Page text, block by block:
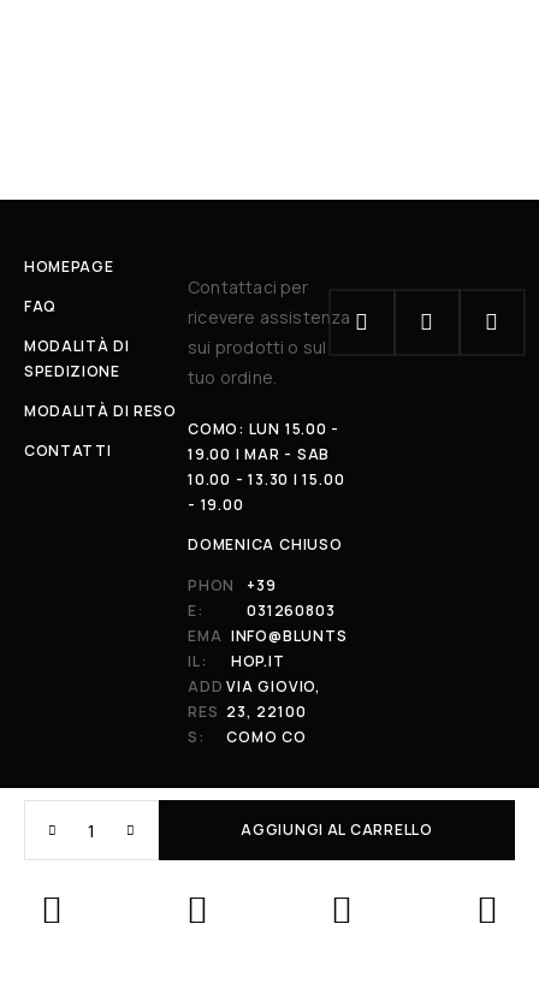
AGGIUNGI AL CARRELLO
HOMEPAGE
FAQ
MODALITÀ DI
SPEDIZIONE
MODALITÀ DI RESO
CONTATTI
Contattaci per
ricevere assistenza
sui prodotti o sul
tuo ordine.
COMO: LUN 15.00 -
19.00 | MAR - SAB
10.00 - 13.30 | 15.00
- 19.00
DOMENICA CHIUSO
PHON
E:
+39
031260803
EMA
IL:
INFO@BLUNTS
HOP.IT
ADD
RES
S:
VIA GIOVIO,
23, 22100
COMO CO
01848590038